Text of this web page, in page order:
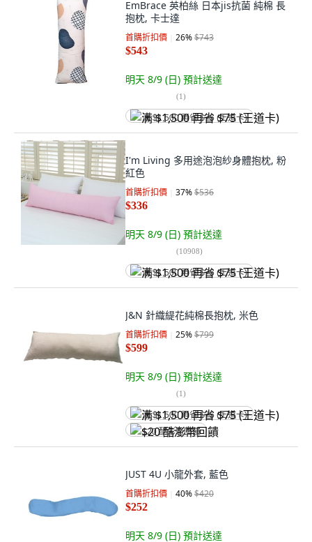
EmBrace 英柏絲 日本jis抗菌 純棉 長
抱枕, 卡士達
首購折扣價 26%$743
$543
明天 8/9 (日) 預計送達
(1)
满 $1,500 再省 $75 (王道卡)
I'm Living 多用途泡泡紗身體抱枕, 粉
紅色
首購折扣價 37%$536
$336
明天 8/9 (日) 預計送達
(10908)
满 $1,500 再省 $75 (王道卡)
J&N 針織緹花純棉長抱枕, 米色
首購折扣價 25%$799
$599
明天 8/9 (日) 預計送達
(1)
满 $1,500 再省 $75 (王道卡)
$20 酷澎幣回饋
JUST 4U 小龍外套, 藍色
首購折扣價 40%$420
$252
明天 8/9 (日) 預計送達